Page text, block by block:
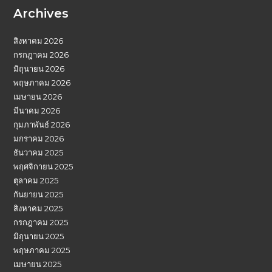
Archives
สิงหาคม 2026
กรกฎาคม 2026
มิถุนายน 2026
พฤษภาคม 2026
เมษายน 2026
มีนาคม 2026
กุมภาพันธ์ 2026
มกราคม 2026
ธันวาคม 2025
พฤศจิกายน 2025
ตุลาคม 2025
กันยายน 2025
สิงหาคม 2025
กรกฎาคม 2025
มิถุนายน 2025
พฤษภาคม 2025
เมษายน 2025